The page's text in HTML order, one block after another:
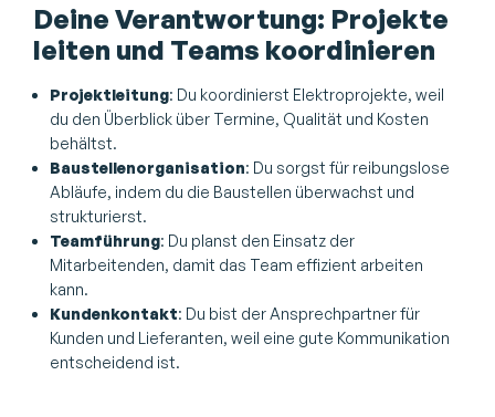
Deine Verantwortung: Projekte
leiten und Teams koordinieren
Projektleitung: Du koordinierst Elektroprojekte, weil
du den Überblick über Termine, Qualität und Kosten
behältst.
Baustellenorganisation: Du sorgst für reibungslose
Abläufe, indem du die Baustellen überwachst und
strukturierst.
Teamführung: Du planst den Einsatz der
Mitarbeitenden, damit das Team effizient arbeiten
kann.
Kundenkontakt: Du bist der Ansprechpartner für
Kunden und Lieferanten, weil eine gute Kommunikation
entscheidend ist.